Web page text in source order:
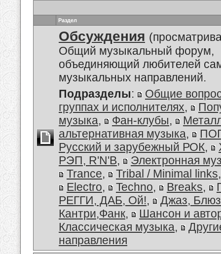
Раздел
Обсуждения
Общий музыкальный форум,
объединяющий любителей
музыкальных направлений.
Подразделы:
Общие
группах и исполнителях,
музыка, Фан-клубы,
альтернативная музыка,
Русский и зарубежный РОК,
РЭП, R'N'B,
Электронная
Trance, Tribal / Minimal links
Electro, Techno, Breaks,
РЕГГИ, ДАБ, Ой!,
Джаз,
Кантри,Фанк,
Шансон и
Классическая музыка,
направления